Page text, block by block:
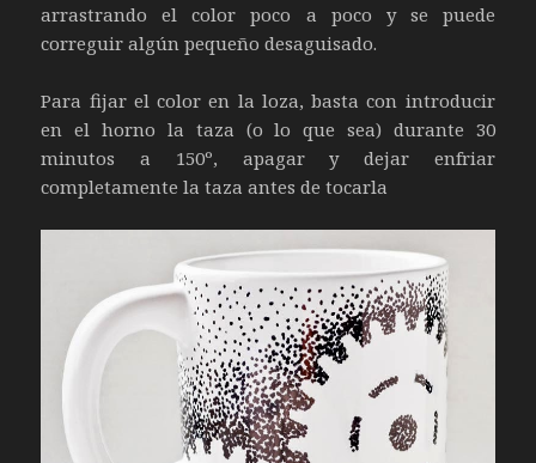
arrastrando el color poco a poco y se puede
correguir algún pequeño desaguisado.
Para fijar el color en la loza, basta con introducir
en el horno la taza (o lo que sea) durante 30
minutos a 150º, apagar y dejar enfriar
completamente la taza antes de tocarla